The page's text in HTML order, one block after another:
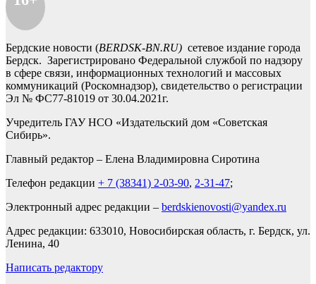
Бердские новости (BERDSK-BN.RU) сетевое издание города
Бердск. Зарегистрировано Федеральной службой по надзору
в сфере связи, информационных технологий и массовых
коммуникаций (Роскомнадзор), свидетельство о регистрации
Эл № ФС77-81019 от 30.04.2021г.
Учредитель ГАУ НСО «Издательский дом «Советская
Сибирь».
Главный редактор – Елена Владимировна Сиротина
Телефон редакции + 7 (38341) 2-03-90, 2-31-47;
Электронный адрес редакции – berdskienovosti@yandex.ru
Адрес редакции: 633010, Новосибирская область, г. Бердск, ул.
Ленина, 40
Написать редактору